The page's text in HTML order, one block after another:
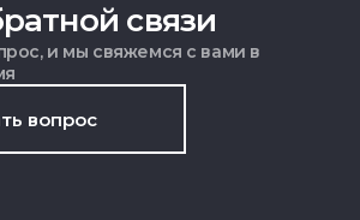
связи
и мы свяжемся с вами в
вопрос